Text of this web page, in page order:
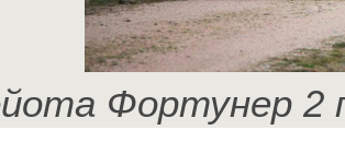
Фортунер 2